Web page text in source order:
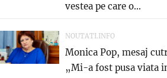
vestea pe care o...
NOUTATI.INFO
Monica Pop, mesaj
„Mi-a fost pusa viata